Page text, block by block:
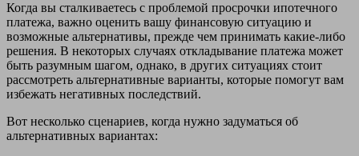
Когда вы сталкиваетесь с проблемой просрочки ипотечного
платежа, важно оценить вашу финансовую ситуацию и
возможные альтернативы, прежде чем принимать какие-либо
решения. В некоторых случаях откладывание платежа может
быть разумным шагом, однако, в других ситуациях стоит
рассмотреть альтернативные варианты, которые помогут вам
избежать негативных последствий.
Вот несколько сценариев, когда нужно задуматься об
альтернативных вариантах: